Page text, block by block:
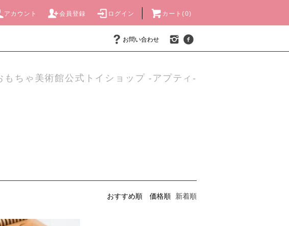
アカウント 会員登録 ログイン カート(0)
お問い合わせ
もちゃ美術館公式トイショップ -アプティ-
おすすめ順 価格順 新着順